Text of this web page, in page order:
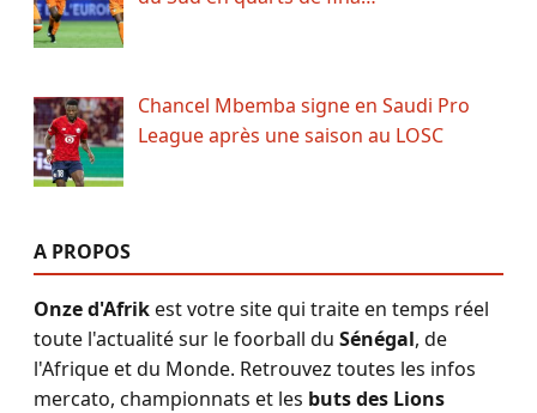
Chancel Mbemba signe en Saudi Pro
League après une saison au LOSC
A PROPOS
Onze d'Afrikest votre site qui traite en temps réel
toute l'actualité sur le foorball du Sénégal, de
l'Afrique et du Monde. Retrouvez toutes les infos
mercato, championnats et les buts des Lions